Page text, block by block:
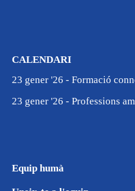
CALENDARI
23 gener '26 - Formació
23 gener '26 - Professions
Equip humà